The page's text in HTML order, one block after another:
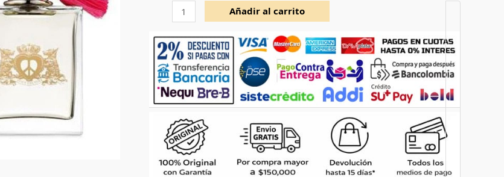
cantidad
Añadir al carrito